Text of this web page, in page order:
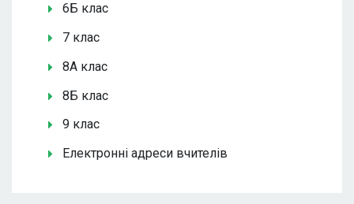
6Б клас
7 клас
8А клас
8Б клас
9 клас
Електронні адреси вчителів